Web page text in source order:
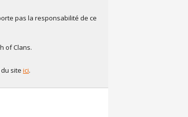
pas la responsabilité de ce
of Clans.
site ici.